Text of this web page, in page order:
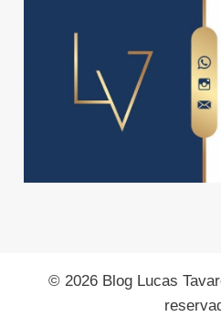
© 2026 Blog Lucas